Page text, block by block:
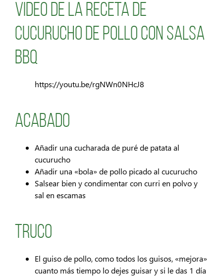
Video de la receta de
cucurucho de pollo con salsa
BBQ
https://youtu.be/rgNWn0NHcJ8
Acabado
Añadir una cucharada de puré de patata al
cucurucho
Añadir una «bola» de pollo picado al cucurucho
Salsear bien y condimentar con curri en polvo y
sal en escamas
Truco
El guiso de pollo, como todos los guisos, «mejora»
cuanto más tiempo lo dejes guisar y si le das 1 día